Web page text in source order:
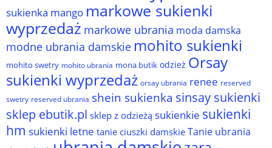
sukienka mango markowe sukienki
wyprzedaż markowe ubrania moda damska
modne ubrania damskie mohito sukienki
mohito swetry mohito ubrania mona butik odzież Orsay
sukienki wyprzedaż orsay ubrania renee reserved
swetry reserved ubrania shein sukienka sinsay sukienki
sklep ebutik.pl sklep z odzieżą sukienkie sukienki
hm sukienki letne tanie ciuszki damskie Tanie ubrania